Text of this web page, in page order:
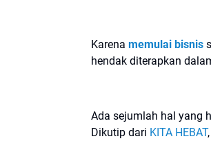
Karena memulai bisnis
hendak diterapkan
Ada sejumlah hal yang
Dikutip dari KITA HEBAT